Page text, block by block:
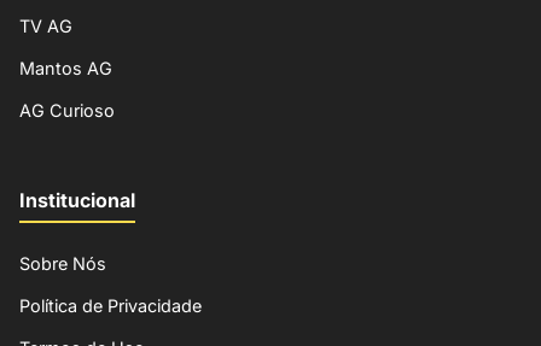
TV AG
Mantos AG
AG Curioso
Institucional
Sobre Nós
Política de Privacidade